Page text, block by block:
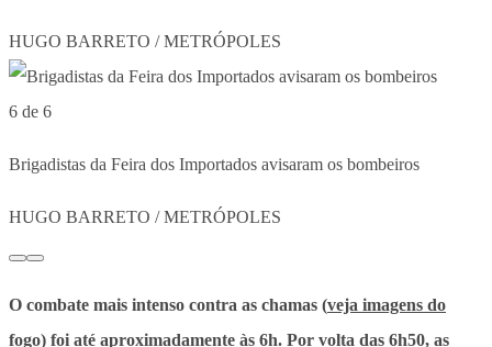
HUGO BARRETO / METRÓPOLES
6 de 6
Brigadistas da Feira dos Importados avisaram os bombeiros
HUGO BARRETO / METRÓPOLES
O combate mais intenso contra as chamas (veja imagens do
fogo) foi até aproximadamente às 6h. Por volta das 6h50, as